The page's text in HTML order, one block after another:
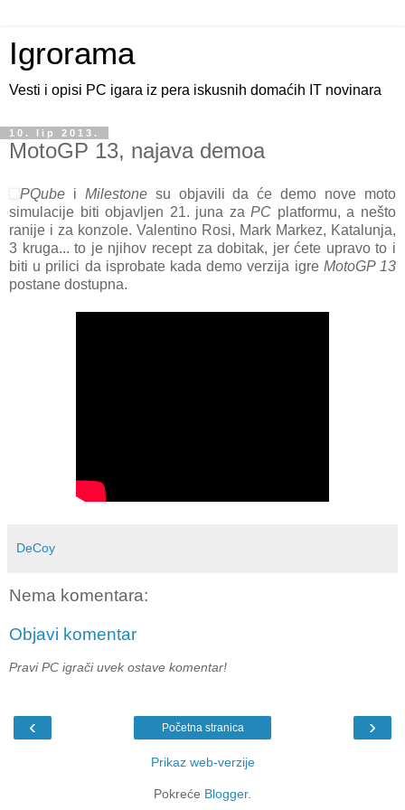
Igrorama
Vesti i opisi PC igara iz pera iskusnih domaćih IT novinara
10. lip 2013.
MotoGP 13, najava demoa
PQube i Milestone su objavili da će demo nove moto
simulacije biti objavljen 21. juna zaPC platformu, a nešto
ranije i za konzole. Valentino Rosi, Mark Markez, Katalunja,
3 kruga... to je njihov recept za dobitak, jer ćete upravo to i
biti u prilici da isprobate kada demo verzija igre MotoGP 13
postane dostupna.
DeCoy
Nema komentara:
Objavi komentar
Pravi PC igrači uvek ostave komentar!
‹ ›
Početna stranica
Prikaz web-verzije
Pokreće Blogger.